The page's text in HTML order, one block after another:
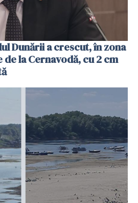
Dunării a crescut, în zona
la Cernavodă, cu 2 cm